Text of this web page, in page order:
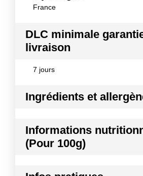
France
DLC minimale
livraison
7 jours
Ingrédients et
Lait de vache pasteurisé (Origine
truffes d¿été (Tuber aestivum)
ferments (lait), présure
Informations
(Pour 100g)